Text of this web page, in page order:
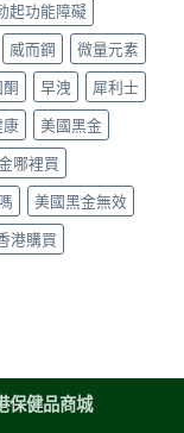
起功能障礙
威而鋼
微量元素
早洩
犀利士
康
美國黑金
哪裡買
美國黑金無效
港購買
保健品商城